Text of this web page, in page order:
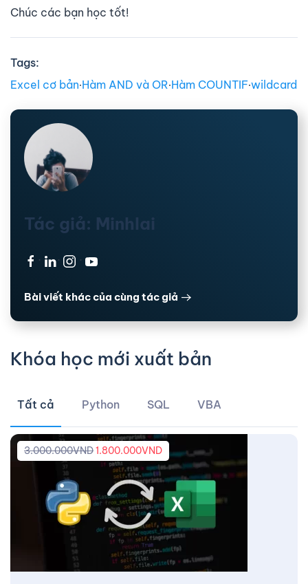
Chúc các bạn học tốt!
Tags:
Excel cơ bản∙Hàm AND và OR∙Hàm COUNTIF∙wildcard
Tác giả: Minhlai
· · ·
Bài viết khác của cùng tác giả
Khóa học mới xuất bản
Tất cả Python SQL VBA
3.000.000VND1.800.000VND